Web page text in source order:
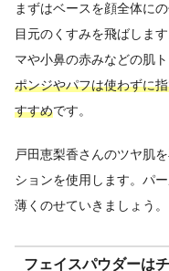
まずはベースを顔全体に
目元のくすみを飛ばしま
マや小鼻の赤みなどの肌
ポンジやパフは使わずに
すすめです。
戸田恵梨香さんのツヤ肌
ションを使用します。パ
薄くのせていきましょう。
フェイスパウダーは